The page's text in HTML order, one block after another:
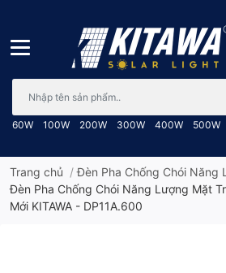
60W 100W 200W 300W 400W 500W
Trang chủ /Đèn Pha Chống Chói Năng
Đèn Pha Chống Chói Năng Lượng Mặt
Mới KITAWA - DP11A.600